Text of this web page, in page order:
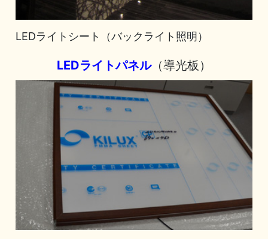
LEDライトシート（バックライト照明）
LEDライトパネル（導光板）